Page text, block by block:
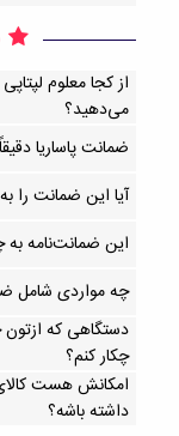
از کجا معلوم
می‌دهید؟
ضمانت پاساریا
آیا این ضمانت
این ضمانت‌نامه
چه مواردی شامل
دستگاهی که ازتون
چکار کنم؟
امکانش هست
داشته باشه؟